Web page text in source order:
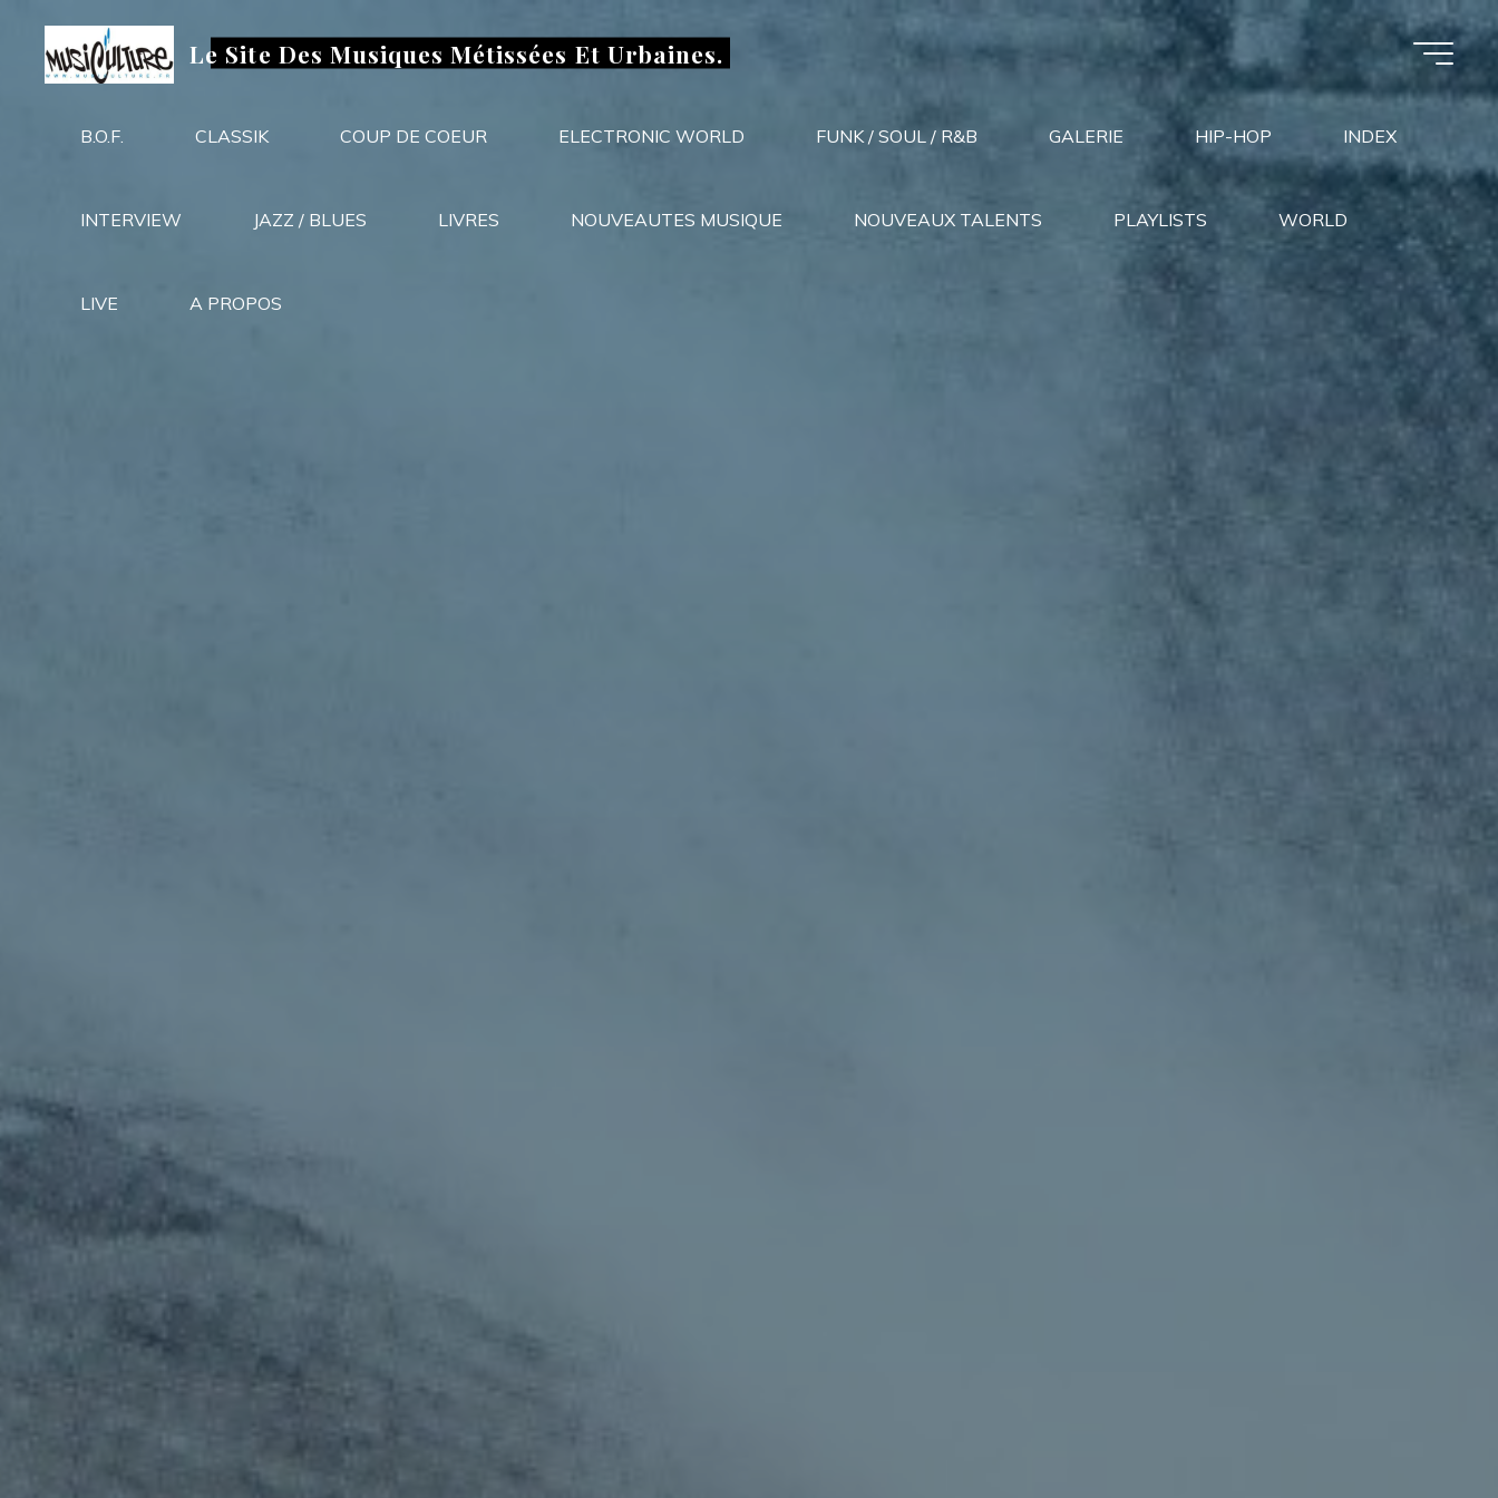
contenu
Le Site Des Musiques Métissées Et Urbaines.
B.O.F. CLASSIK COUP DE COEUR ELECTRONIC WORLD FUNK / SOUL / R&B GALERIE HIP-HOP INDEX
INTERVIEW JAZZ / BLUES LIVRES NOUVEAUTES MUSIQUE NOUVEAUX TALENTS PLAYLISTS WORLD
LIVE A PROPOS